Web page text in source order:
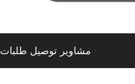
مشاوير توصيل طلبات